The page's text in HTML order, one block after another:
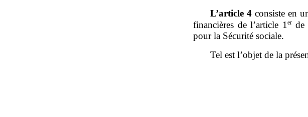
L’article 4 consiste en
financières de l’article 1erde
pour la Sécurité sociale.
Tel est l’objet de la